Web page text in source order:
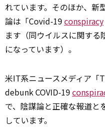
れています。そのほか、新
論は「Covid-19conspiracy
ます（同ウイルスに関す
になっています）。
米IT系ニュースメディア「
debunk COVID-19
で、陰謀論と正確な報道と
しています。